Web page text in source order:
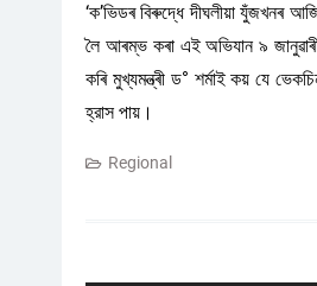
‘ক’ভিডৰ বিৰুদ্ধে দীঘলীয়া যুঁজখনৰ
লৈ আৰম্ভ কৰা এই অভিযান ৯
কৰি মুখ্যমন্ত্ৰী ড° শৰ্মাই কয় যে
হ্রাস পায়।
Regional